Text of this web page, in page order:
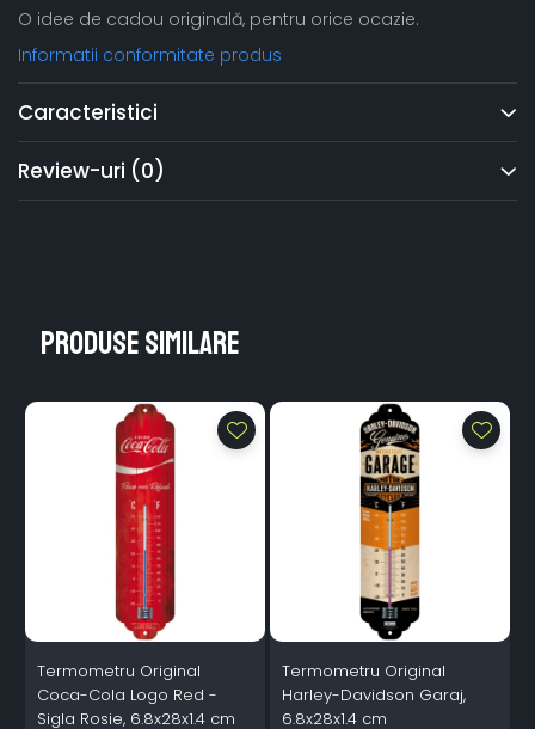
O idee de cadou originală, pentru orice ocazie.
Informatii conformitate produs
Caracteristici
Review-uri (0)
Produse similare
Termometru Original
Coca-Cola Logo Red -
Sigla Rosie, 6.8x28x1.4 cm
Termometru Original
Harley-Davidson Garaj,
6.8x28x1.4 cm